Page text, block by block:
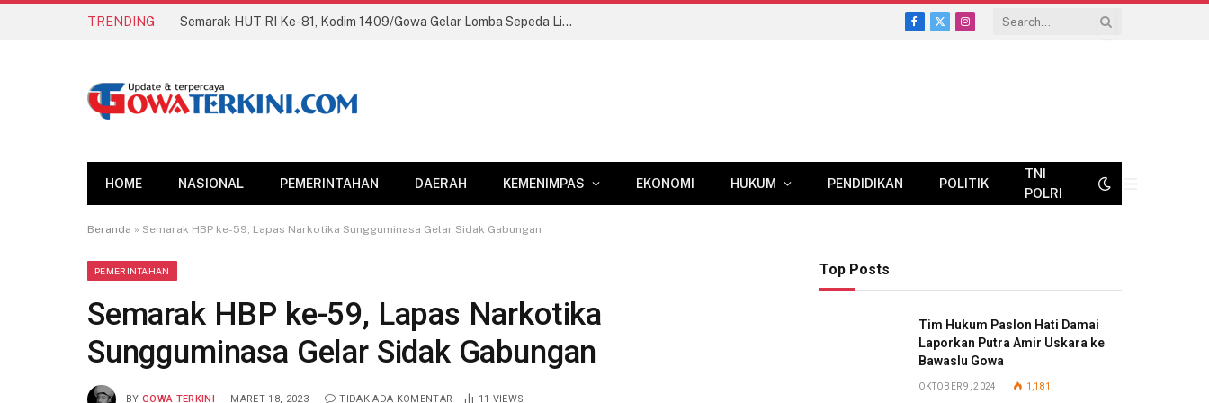
TRENDING Semarak HUT RI Ke-81, Kodim 1409/Gowa Gelar Lomba Sepeda Lintas Kolam di Permandian Sileo
Facebook
X
Instagram
HOME NASIONAL PEMERINTAHAN DAERAH KEMENIMPAS EKONOMI HUKUM PENDIDIKAN POLITIK
TNI
POLRI
Beranda » Semarak HBP ke-59, Lapas Narkotika Sungguminasa Gelar Sidak Gabungan
PEMERINTAHAN
Semarak HBP ke-59, Lapas Narkotika
Sungguminasa Gelar Sidak Gabungan
BY GOWA TERKINI MARET 18, 2023 TIDAK ADA KOMENTAR 11 VIEWS
Top Posts
Tim Hukum Paslon Hati Damai
Laporkan Putra Amir Uskara ke
Bawaslu Gowa
OKTOBER 9, 2024 1,181